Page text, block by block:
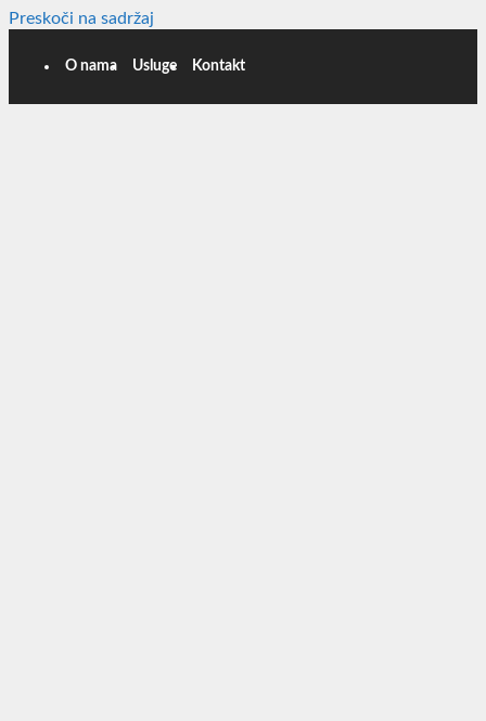
Preskoči na sadržaj
O nama Usluge Kontakt